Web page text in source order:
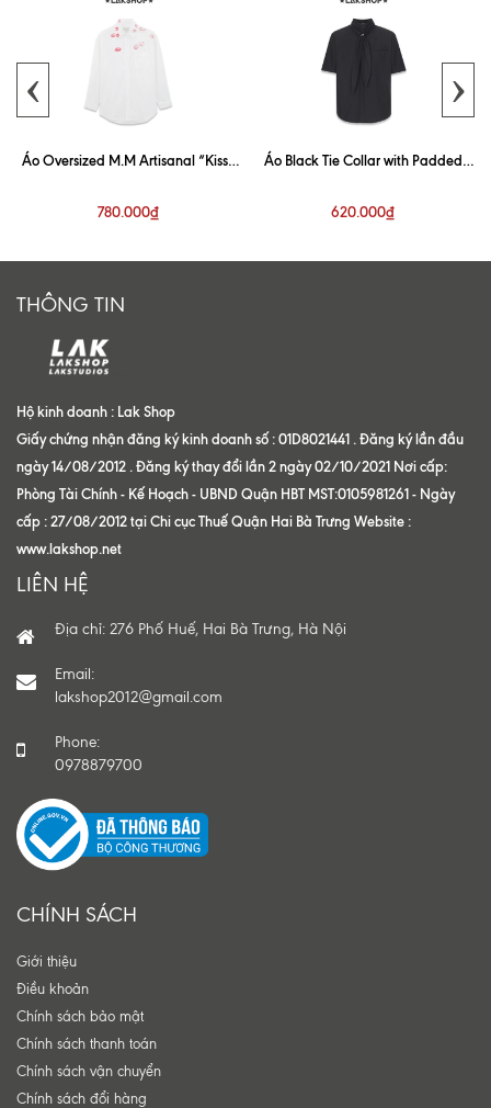
Áo Oversized M.M Artisanal “Kiss”
780.000₫
Áo Black Tie Collar with Padded
620.000₫
‹ ›
THÔNG TIN
Hộ kinh doanh : Lak Shop
Giấy chứng nhận đăng ký kinh doanh số : 01D8021441 . Đăng ký lần đầu
ngày 14/08/2012 . Đăng ký thay đổi lần 2 ngày 02/10/2021 Nơi cấp:
Phòng Tài Chính - Kế Hoạch - UBND Quận HBT MST:0105981261 - Ngày
cấp : 27/08/2012 tại Chi cục Thuế Quận Hai Bà Trưng Website :
www.lakshop.net
LIÊN HỆ
Địa chỉ: 276 Phố Huế, Hai Bà Trưng, Hà Nội
Email:
lakshop2012@gmail.com
Phone:
0978879700
CHÍNH SÁCH
Giới thiệu
Điều khoản
Chính sách bảo mật
Chính sách thanh toán
Chính sách vận chuyển
Chính sách đổi hàng